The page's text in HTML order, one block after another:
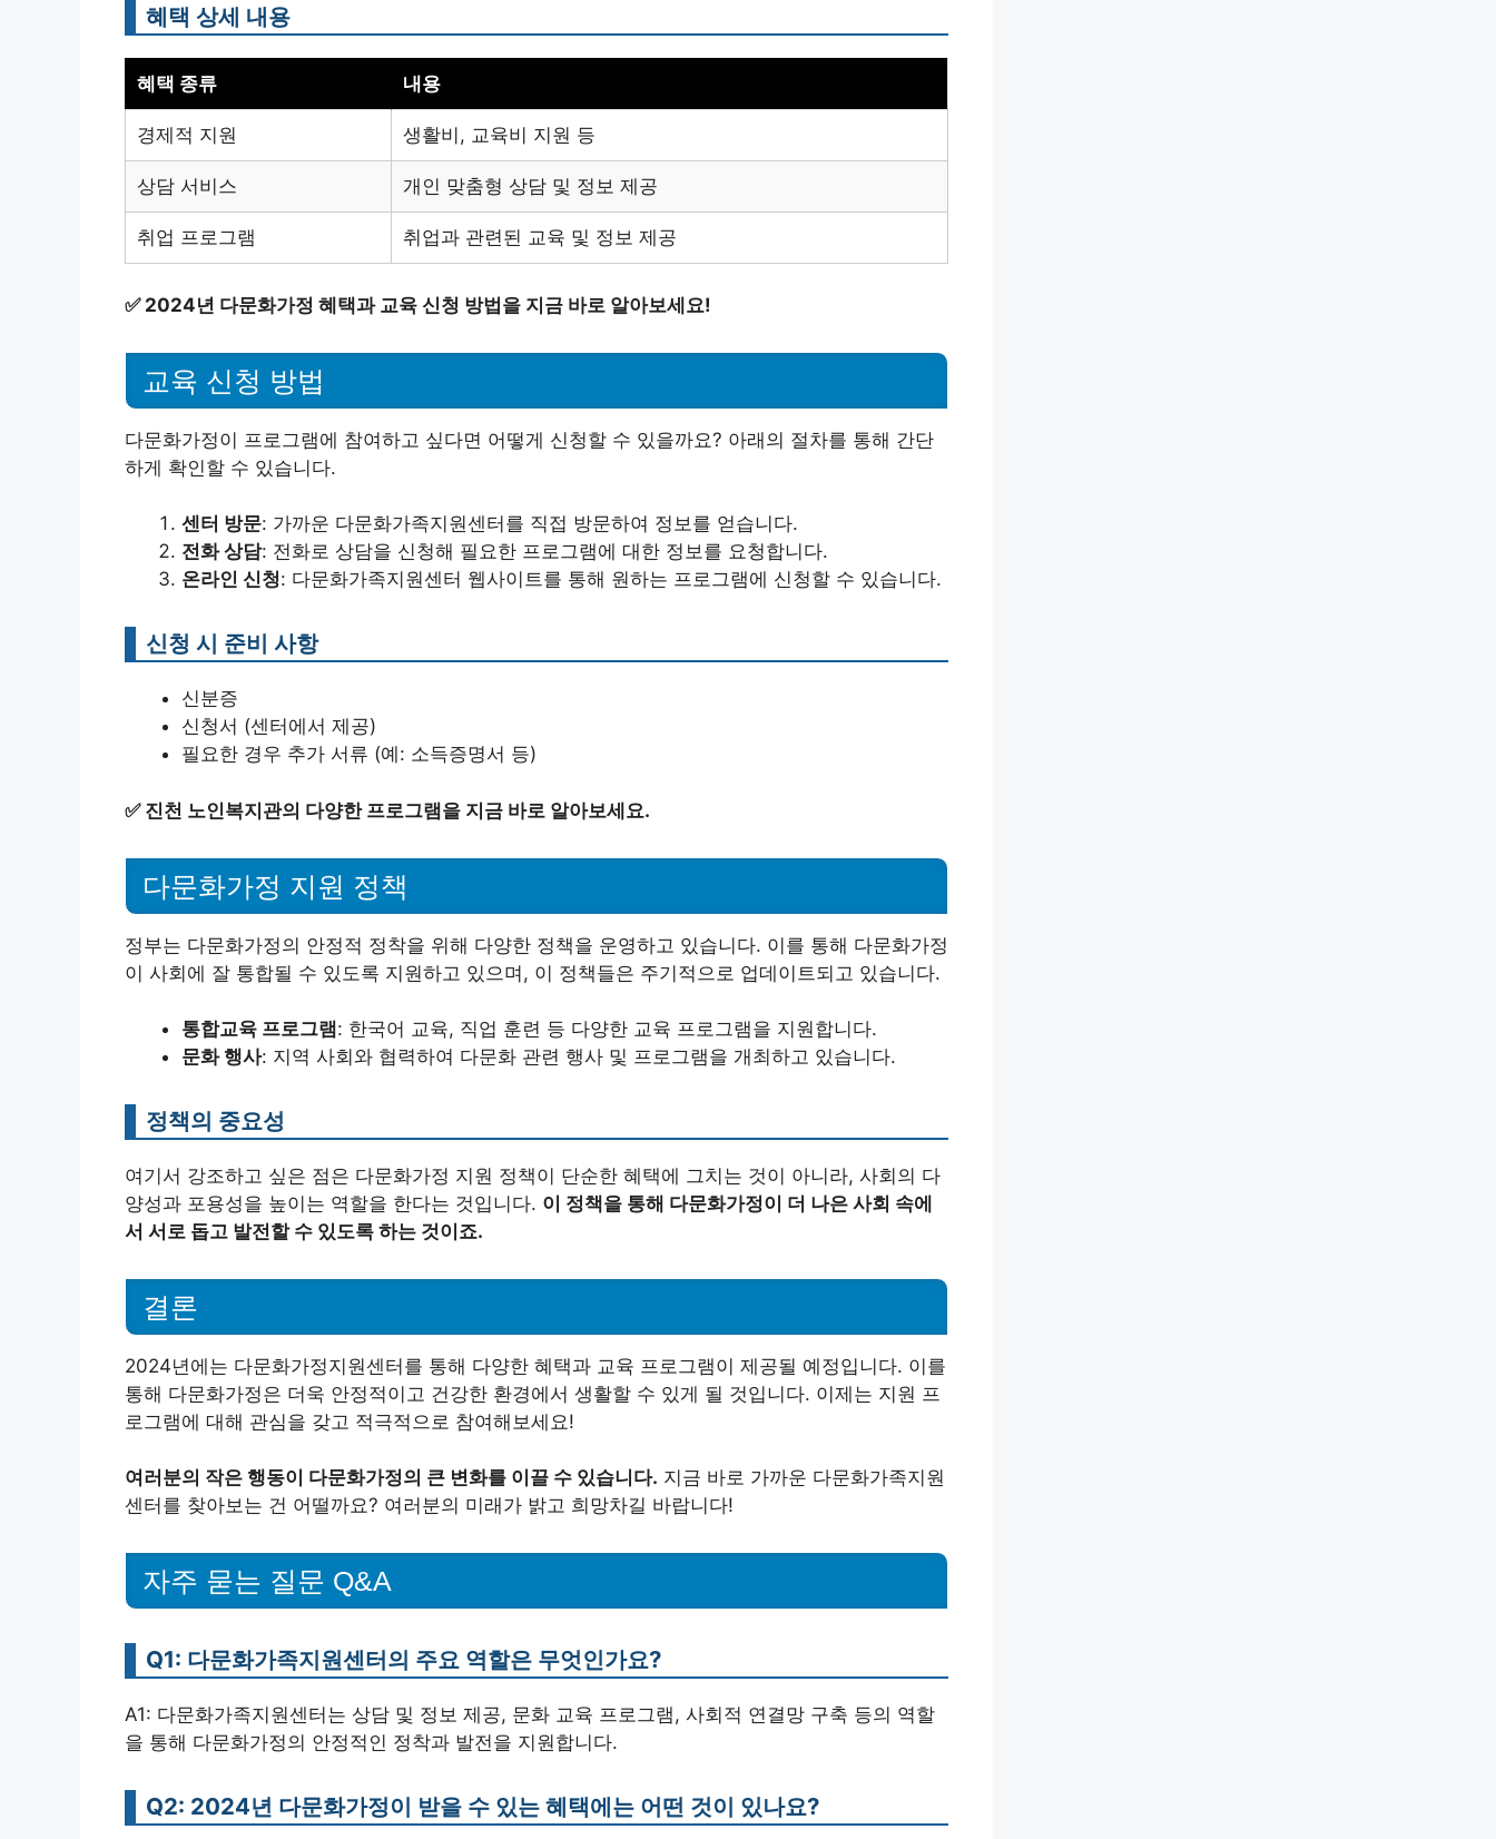
혜택 상세 내용
혜택 종류 내용
경제적 지원 생활비, 교육비 지원 등
상담 서비스 개인 맞춤형 상담 및 정보 제공
취업 프로그램 취업과 관련된 교육 및 정보 제공
✅ 2024년 다문화가정 혜택과 교육 신청 방법을 지금 바로 알아보세요!
교육 신청 방법
다문화가정이 프로그램에 참여하고 싶다면 어떻게 신청할 수 있을까요? 아래의 절차를 통해 간단
하게 확인할 수 있습니다.
센터 방문: 가까운 다문화가족지원센터를 직접 방문하여 정보를 얻습니다.
전화 상담: 전화로 상담을 신청해 필요한 프로그램에 대한 정보를 요청합니다.
온라인 신청: 다문화가족지원센터 웹사이트를 통해 원하는 프로그램에 신청할 수 있습니다.
신청 시 준비 사항
신분증
신청서 (센터에서 제공)
필요한 경우 추가 서류 (예: 소득증명서 등)
✅ 진천 노인복지관의 다양한 프로그램을 지금 바로 알아보세요.
다문화가정 지원 정책
정부는 다문화가정의 안정적 정착을 위해 다양한 정책을 운영하고 있습니다. 이를 통해 다문화가정
이 사회에 잘 통합될 수 있도록 지원하고 있으며, 이 정책들은 주기적으로 업데이트되고 있습니다.
통합교육 프로그램: 한국어 교육, 직업 훈련 등 다양한 교육 프로그램을 지원합니다.
문화 행사: 지역 사회와 협력하여 다문화 관련 행사 및 프로그램을 개최하고 있습니다.
정책의 중요성
여기서 강조하고 싶은 점은 다문화가정 지원 정책이 단순한 혜택에 그치는 것이 아니라, 사회의 다
양성과 포용성을 높이는 역할을 한다는 것입니다. 이 정책을 통해 다문화가정이 더 나은 사회 속에
서 서로 돕고 발전할 수 있도록 하는 것이죠.
결론
2024년에는 다문화가정지원센터를 통해 다양한 혜택과 교육 프로그램이 제공될 예정입니다. 이를
통해 다문화가정은 더욱 안정적이고 건강한 환경에서 생활할 수 있게 될 것입니다. 이제는 지원 프
로그램에 대해 관심을 갖고 적극적으로 참여해보세요!
여러분의 작은 행동이 다문화가정의 큰 변화를 이끌 수 있습니다. 지금 바로 가까운 다문화가족지원
센터를 찾아보는 건 어떨까요? 여러분의 미래가 밝고 희망차길 바랍니다!
자주 묻는 질문 Q&A
Q1: 다문화가족지원센터의 주요 역할은 무엇인가요?
A1: 다문화가족지원센터는 상담 및 정보 제공, 문화 교육 프로그램, 사회적 연결망 구축 등의 역할
을 통해 다문화가정의 안정적인 정착과 발전을 지원합니다.
Q2: 2024년 다문화가정이 받을 수 있는 혜택에는 어떤 것이 있나요?